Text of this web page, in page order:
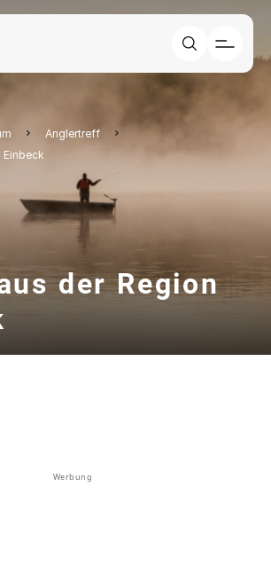
Anglertreff
Einbeck
der Region
Werbung